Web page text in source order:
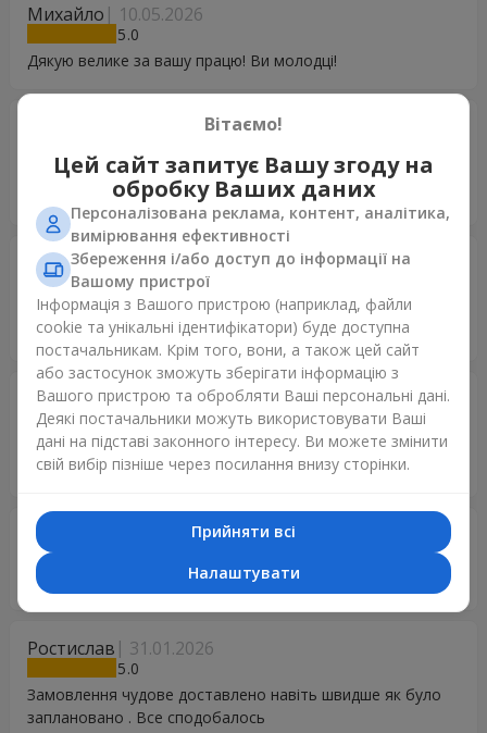
Михайло 10.05.2026
5
Дякую велике за вашу працю! Ви молодці!
Дякую, за мовляла для бабусi, шикарні троянди стоять
вже 6 день наче свіжі! Дуже задоволена!
Вероніка 28.04.2026
5
Щиро вдячна за квіти ! Дуже красивий букет , свіжі квіти і
дуже якісно доставлено !!! Спасибі вам ??
Тетяна 14.04.2026
5
Щиро дякую за доставку Квіти свіженькі, доставка
своєчасна Все сподобалося Мирного дня
ira
Дуже задоволена сервісом Якісно та завжди вчасно
Ростислав 31.01.2026
5
Замовлення чудове доставлено навіть швидше як було
заплановано . Все сподобалось
Вітаємо!
Цей сайт запитує Вашу згоду на
обробку Ваших даних
Персоналізована реклама, контент, аналітика,
вимірювання ефективності
Збереження і/або доступ до інформації на
Вашому пристрої
Інформація з Вашого пристрою (наприклад, файли
cookie та унікальні ідентифікатори) буде доступна
постачальникам. Крім того, вони, а також цей сайт
або застосунок зможуть зберігати інформацію з
Вашого пристрою та обробляти Ваші персональні дані.
Деякі постачальники можуть використовувати Ваші
дані на підставі законного інтересу. Ви можете змінити
свій вибір пізніше через посилання внизу сторінки.
Прийняти всі
Налаштувати